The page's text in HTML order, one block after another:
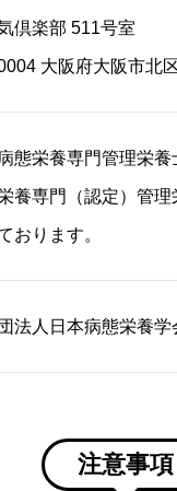
倶楽部 511号室
大阪府大阪市北
態栄養専門管理栄
養専門（認定）管
おります。
法人日本病態栄養学
注意事項